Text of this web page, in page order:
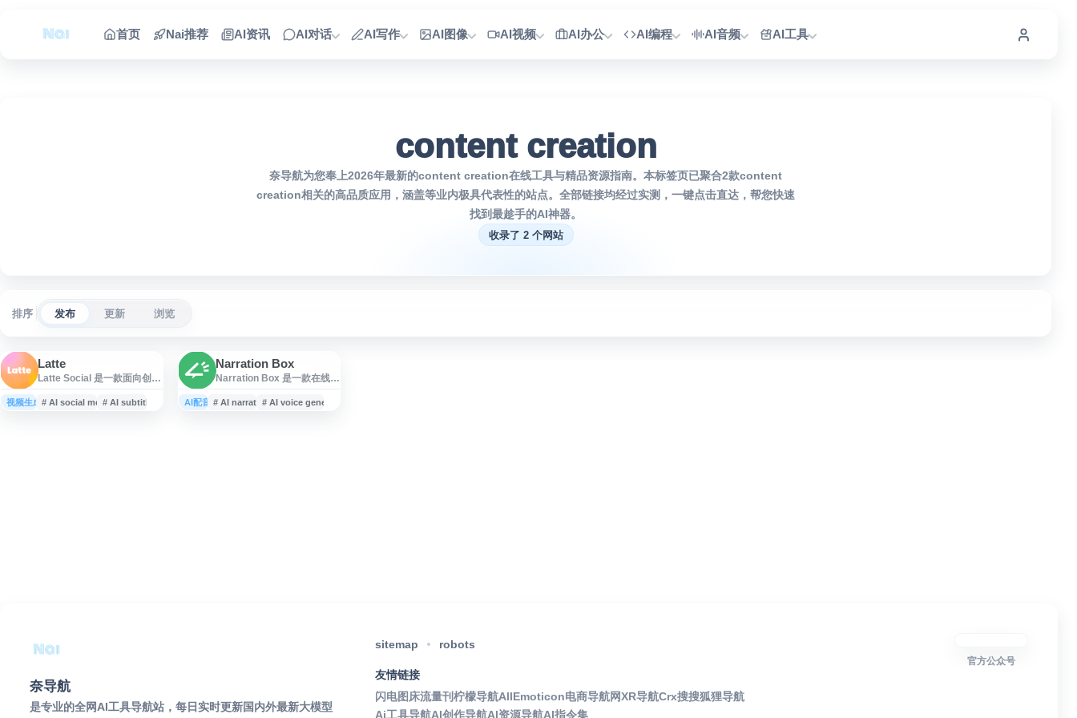
首页
Nai推荐 AI资讯 AI对话 AI写作 AI图像 AI视频 AI办公 AI编程 AI音频 AI工具
content creation
奈导航为您奉上2026年最新的content creation在线工具与精品资源指南。本标签页已聚合2款content
creation相关的高品质应用，涵盖等业内极具代表性的站点。全部链接均经过实测，一键点击直达，帮您快速
找到最趁手的AI神器。
收录了 2 个网站
排序 发布 更新 浏览
Latte
Latte Social 是一款面向创作
具，专注于短视频内容制作
视频生成 # AI social media# AI subtitles
Narration Box
Narration Box 是一款在线
具，提供多语言、多音色的
AI配音 # AI narration# AI voice generator
奈导航
是专业的全网AI工具导航站，每日实时更新国内外最新大模型
sitemap robots
友情链接
闪电图床流量刊柠檬导航AllEmoticon电商导航网XR导航Crx搜搜狐狸导航
Ai工具导航AI创作导航AI资源导航AI指令集
官方公众号